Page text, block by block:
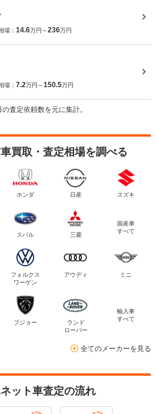
場： 14.6万円～236万円
場： 7.2万円～150.5万円
査定依頼数を元に集計。
買取・査定相場を調べる
ホンダ 日産 スズキ
スバル 三菱
国産車
すべて
フォルクス
ワーゲン
アウディ ミニ
プジョー
ランド
ローバー
輸入車
すべて
全てのメーカーを見る
ット車査定の流れ